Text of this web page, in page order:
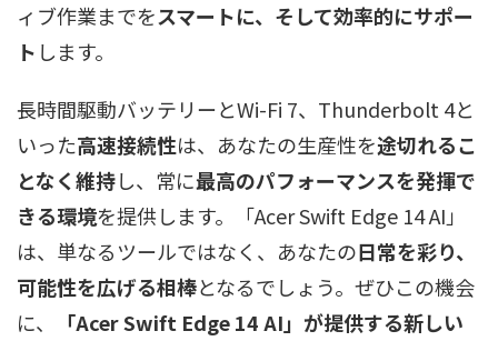
ィブ作業までをスマートに、そして効率的にサポー
ト します。
長時間駆動バッテリーとWi-Fi 7、Thunderbolt 4と
いった高速接続性は、あなたの生産性を途切れるこ
となく維持し、常に最高のパフォーマンスを発揮で
きる環境を提供します。「Acer Swift Edge 14 AI」
は、単なるツールではなく、あなたの日常を彩り、
可能性を広げる相棒となるでしょう。ぜひこの機会
に、
「Acer Swift Edge 14 AI」が提供する新しい